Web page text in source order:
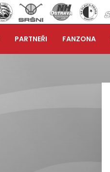
PARTNEŘI FANZONA